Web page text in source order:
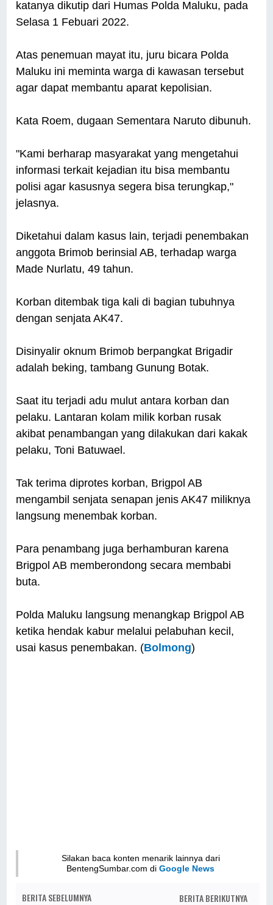
katanya dikutip dari Humas Polda Maluku, pada
Selasa 1 Febuari 2022.
Atas penemuan mayat itu, juru bicara Polda
Maluku ini meminta warga di kawasan tersebut
agar dapat membantu aparat kepolisian.
Kata Roem, dugaan Sementara Naruto dibunuh.
"Kami berharap masyarakat yang mengetahui
informasi terkait kejadian itu bisa membantu
polisi agar kasusnya segera bisa terungkap,"
jelasnya.
Diketahui dalam kasus lain, terjadi penembakan
anggota Brimob berinsial AB, terhadap warga
Made Nurlatu, 49 tahun.
Korban ditembak tiga kali di bagian tubuhnya
dengan senjata AK47.
Disinyalir oknum Brimob berpangkat Brigadir
adalah beking, tambang Gunung Botak.
Saat itu terjadi adu mulut antara korban dan
pelaku. Lantaran kolam milik korban rusak
akibat penambangan yang dilakukan dari kakak
pelaku, Toni Batuwael.
Tak terima diprotes korban, Brigpol AB
mengambil senjata senapan jenis AK47 miliknya
langsung menembak korban.
Para penambang juga berhamburan karena
Brigpol AB memberondong secara membabi
buta.
Polda Maluku langsung menangkap Brigpol AB
ketika hendak kabur melalui pelabuhan kecil,
usai kasus penembakan. (Bolmong)
Silakan baca konten menarik lainnya dari
BentengSumbar.com diGoogle News
BERITA SEBELUMNYA BERITA BERIKUTNYA